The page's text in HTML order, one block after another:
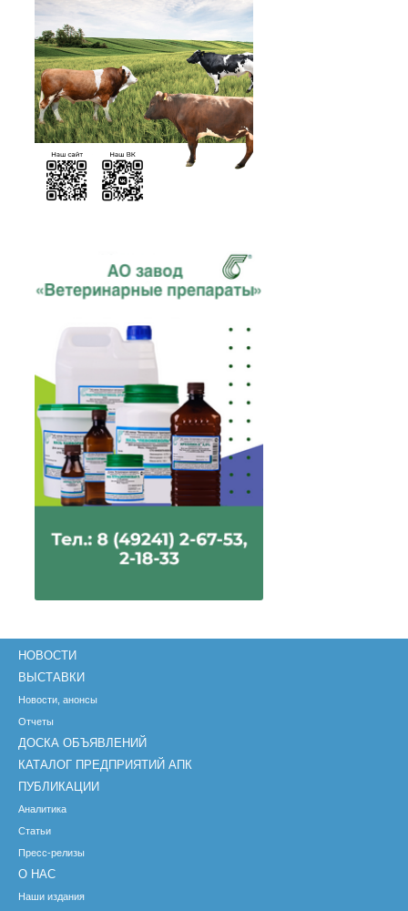
НОВОСТИ
ВЫСТАВКИ
Новости, анонсы
Отчеты
ДОСКА ОБЪЯВЛЕНИЙ
КАТАЛОГ ПРЕДПРИЯТИЙ АПК
ПУБЛИКАЦИИ
Аналитика
Статьи
Пресс-релизы
О НАС
Наши издания